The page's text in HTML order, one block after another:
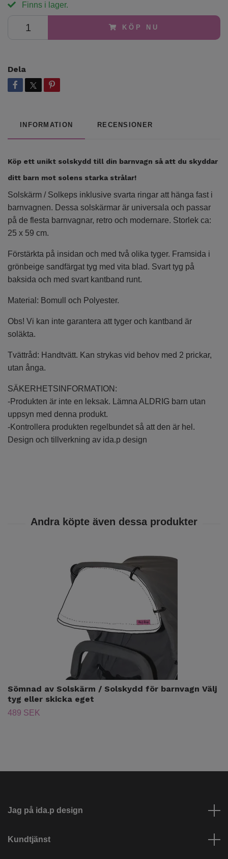
Finns i lager.
KÖP NU
Dela
INFORMATION RECENSIONER
Köp ett unikt solskydd till din barnvagn så att du skyddar
ditt barn mot solens starka strålar!
Solskärm / Solkeps inklusive svarta ringar att hänga fast i
barnvagnen. Dessa solskärmar är universala och passar
på de flesta barnvagnar, retro och modernare. Storlek ca:
25 x 59 cm.
Förstärkta på insidan och med två olika tyger. Framsida i
grönbeige sandfärgat tyg med vita blad. Svart tyg på
baksida och med svart kantband runt.
Material: Bomull och Polyester.
Obs! Vi kan inte garantera att tyger och kantband är
soläkta.
Tvättråd: Handtvätt. Kan strykas vid behov med 2 prickar,
utan ånga.
SÄKERHETSINFORMATION:
-Produkten är inte en leksak. Lämna ALDRIG barn utan
uppsyn med denna produkt.
-Kontrollera produkten regelbundet så att den är hel.
Design och tillverkning av ida.p design
Sömnad av Solskärm / Solskydd för barnvagn Välj
tyg eller skicka eget
489 SEK
Jag på ida.p design
Kundtjänst